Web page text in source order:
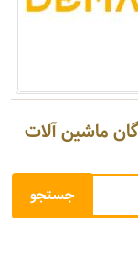
ماشین آلات